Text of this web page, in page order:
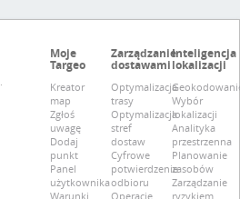
Moje
Targeo
Kreator
map
Zgłoś
uwagę
Dodaj
punkt
Panel
użytkownika
Warunki
Zarządzanie
dostawami
Optymalizacja
trasy
Optymalizacja
stref
dostaw
Cyfrowe
potwierdzenie
odbioru
Operacje
Inteligencja
lokalizacji
Wybór
lokalizacji
Analityka
przestrzenna
Planowanie
zasobów
Zarządzanie
ryzykiem